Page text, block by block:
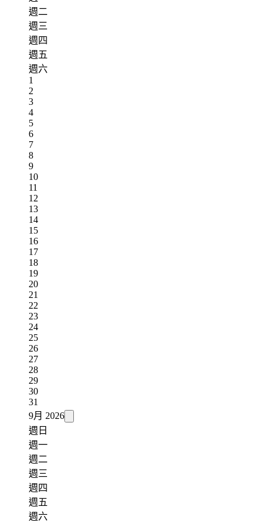
週二
週三
週四
週五
週六
1
2
3
4
5
6
7
8
9
10
11
12
13
14
15
16
17
18
19
20
21
22
23
24
25
26
27
28
29
30
31
9月 2026
週日
週一
週二
週三
週四
週五
週六